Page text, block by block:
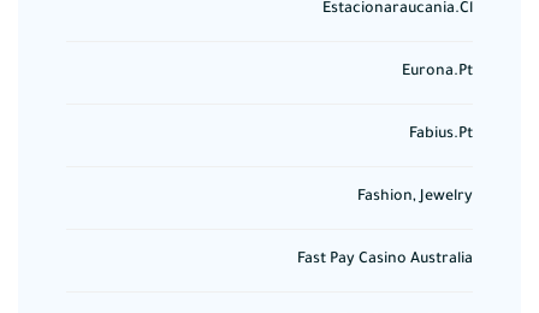
Estacionaraucania.cl
Eurona.pt
Fabius.pt
Fashion, Jewelry
Fast Pay Casino Australia